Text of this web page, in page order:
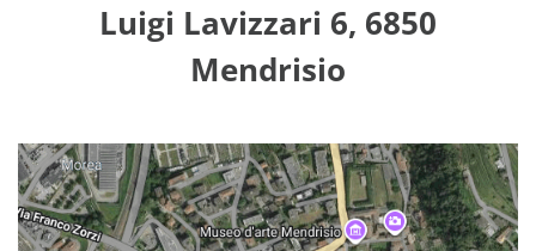
Luigi Lavizzari 6, 6850
Mendrisio